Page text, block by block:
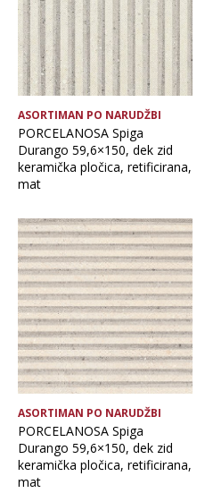
ASORTIMAN PO NARUDŽBI
PORCELANOSA Spiga
Durango 59,6×150, dek zid
keramička pločica, retificirana,
mat
ASORTIMAN PO NARUDŽBI
PORCELANOSA Spiga
Durango 59,6×150, dek zid
keramička pločica, retificirana,
mat